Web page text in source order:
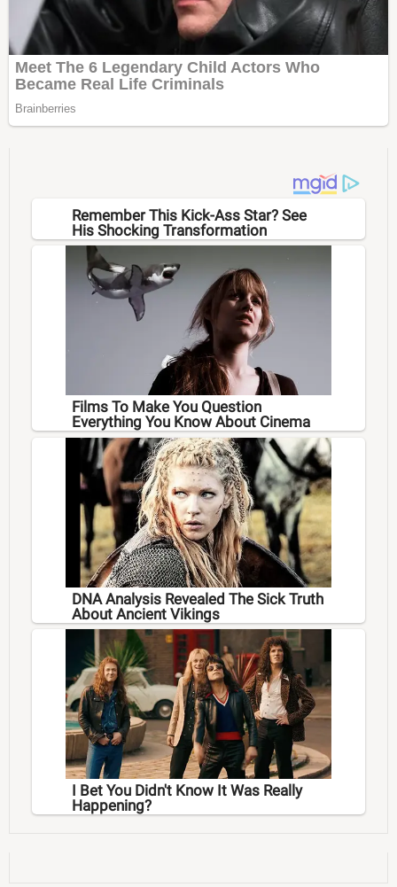
Remember This Kick-Ass Star? See
His Shocking Transformation
Films To Make You Question
Everything You Know About Cinema
DNA Analysis Revealed The Sick Truth
About Ancient Vikings
I Bet You Didn't Know It Was Really
Happening?